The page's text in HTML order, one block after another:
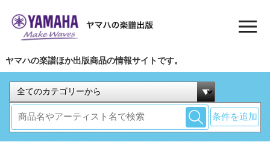
ヤマハの楽譜ほか出版商品の情報サイトです。
条件を追加